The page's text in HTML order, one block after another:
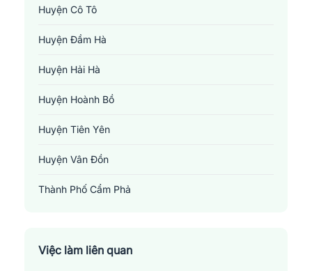
Huyện Cô Tô
Huyện Đầm Hà
Huyện Hải Hà
Huyện Hoành Bồ
Huyện Tiên Yên
Huyện Vân Đồn
Thành Phố Cẩm Phả
Thành Phố Móng Cái
Việc làm liên quan